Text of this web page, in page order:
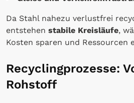
Da Stahl nahezu verlustfrei
entstehen stabile Kreisläufe,
Kosten sparen und Ressourcen
Recyclingprozesse:
Rohstoff